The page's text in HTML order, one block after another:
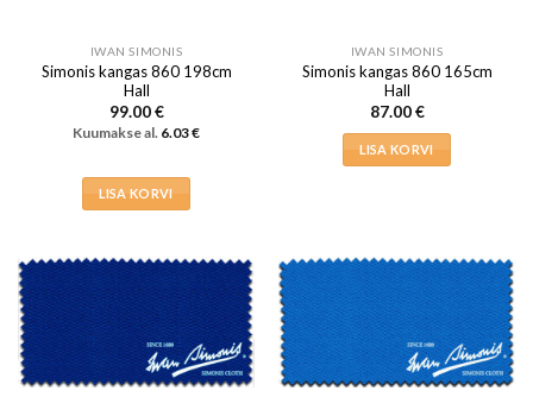
IWAN SIMONIS
Simonis kangas 860 198cm
Hall
99.00€
Kuumakse al. 6.03€
LISA KORVI
IWAN SIMONIS
Simonis kangas 860 165cm
Hall
87.00€
LISA KORVI